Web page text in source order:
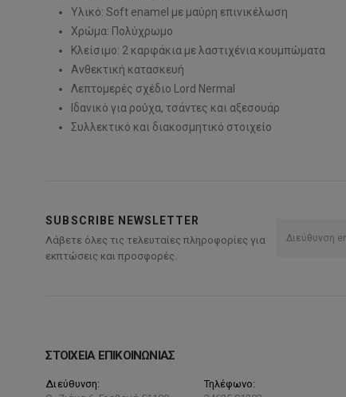
Υλικό: Soft enamel με μαύρη επινικέλωση
Χρώμα: Πολύχρωμο
Κλείσιμο: 2 καρφάκια με λαστιχένια κουμπώματα
Ανθεκτική κατασκευή
Λεπτομερές σχέδιο Lord Nermal
Ιδανικό για ρούχα, τσάντες και αξεσουάρ
Συλλεκτικό και διακοσμητικό στοιχείο
SUBSCRIBE NEWSLETTER
Λάβετε όλες τις τελευταίες πληροφορίες για
εκπτώσεις και προσφορές.
ΣΤΟΙΧΕΙΑ ΕΠΙΚΟΙΝΩΝΙΑΣ
Διεύθυνση:
Τηλέφωνο: